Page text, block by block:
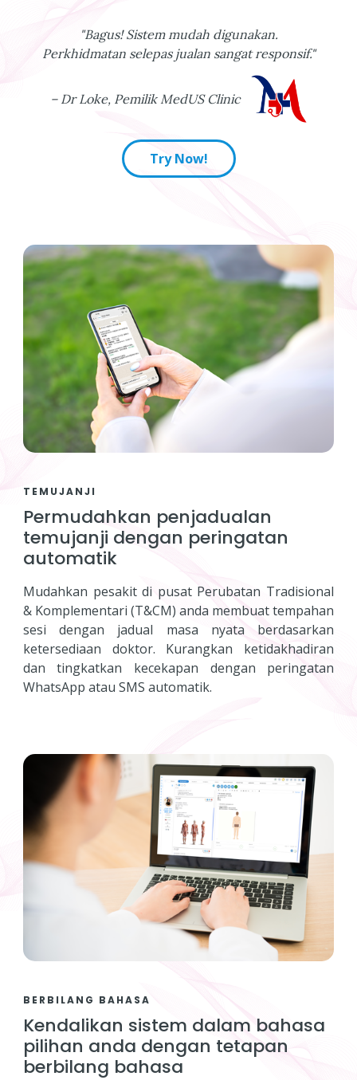
"Bagus! Sistem mudah digunakan.
Perkhidmatan selepas jualan sangat responsif."
– Dr Loke, Pemilik MedUS Clinic
Try Now!
TEMUJANJI
Permudahkan penjadualan
temujanji dengan peringatan
automatik
Mudahkan pesakit di pusat Perubatan Tradisional
& Komplementari (T&CM) anda membuat tempahan
sesi dengan jadual masa nyata berdasarkan
ketersediaan doktor. Kurangkan ketidakhadiran
dan tingkatkan kecekapan dengan peringatan
WhatsApp atau SMS automatik.
BERBILANG BAHASA
Kendalikan sistem dalam bahasa
pilihan anda dengan tetapan
berbilang bahasa